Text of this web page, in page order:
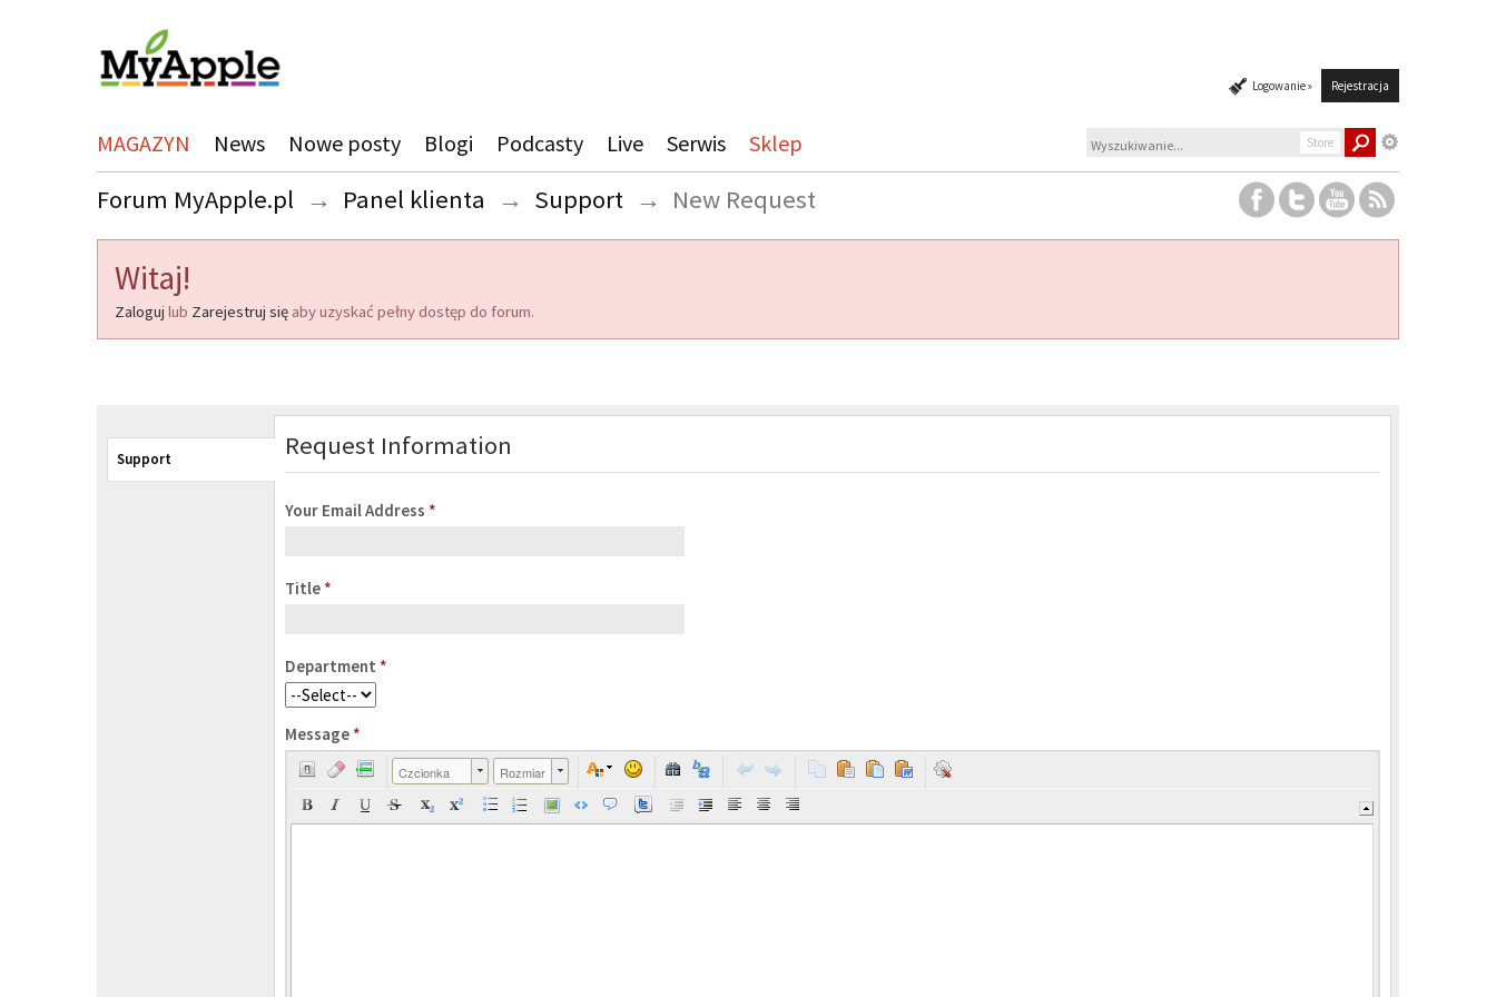
Logowanie » Rejestracja
MAGAZYN News Nowe posty Blogi Podcasty Live Serwis Sklep Store
Forum MyApple.pl → Panel klienta → Support → New Request
Witaj!
Zaloguj lub Zarejestruj się aby uzyskać pełny dostęp do forum.
Support Request Information
Your Email Address *
Title *
Department *
Message *
Czcionka Rozmiar